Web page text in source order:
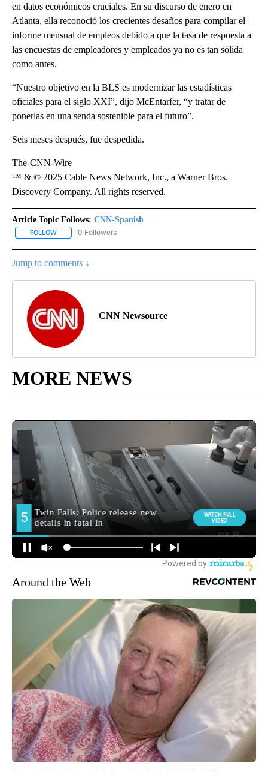
en datos económicos cruciales. En su discurso de enero en
Atlanta, ella reconoció los crecientes desafíos para compilar el
informe mensual de empleos debido a que la tasa de respuesta a
las encuestas de empleadores y empleados ya no es tan sólida
como antes.
“Nuestro objetivo en la BLS es modernizar las estadísticas
oficiales para el siglo XXI”, dijo McEntarfer, “y tratar de
ponerlas en una senda sostenible para el futuro”.
Seis meses después, fue despedida.
The-CNN-Wire
™ & © 2025 Cable News Network, Inc., a Warner Bros.
Discovery Company. All rights reserved.
Article Topic Follows: CNN-Spanish
FOLLOW FOLLOW "CNN-SPANISH" TO RECEIVE NOTIFICATIONS ABOUT
0 Followers
Jump to comments ↓
CNN Newsource
MORE NEWS
Around the Web